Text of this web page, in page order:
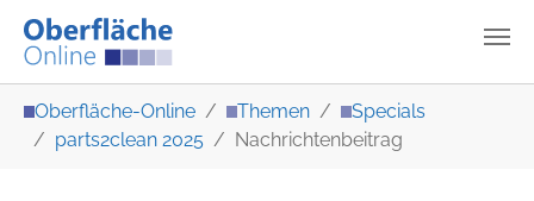
Oberfläche-Online Themen
Specials
parts2clean 2025
Nachrichtenbeitrag